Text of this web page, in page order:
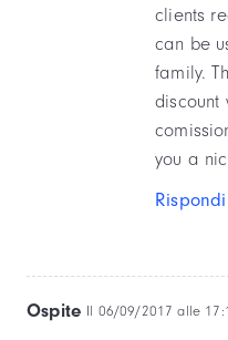
clients
can be
family.
discount
you a
Rispondi
Ospite Il 06/09/2017 alle